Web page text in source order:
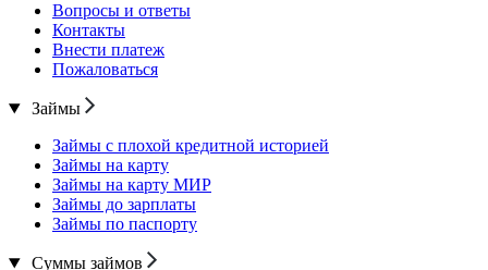
Вопросы и ответы
Контакты
Внести платеж
Пожаловаться
Займы
Займы с плохой кредитной историей
Займы на карту
Займы на карту МИР
Займы до зарплаты
Займы по паспорту
Суммы займов